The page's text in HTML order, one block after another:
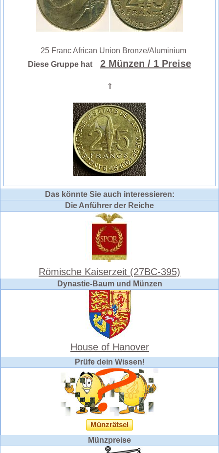
25 Franc African Union Bronze/Aluminium
Diese Gruppe hat
2 Münzen / 1 Preise
⇑
Das könnte Sie auch interessieren:
Die Anführer der Reiche
Römische Kaiserzeit (27BC-395)
Dynastie-Baum und Münzen
House of Hanover
Prüfe dein Wissen!
Münzrätsel
Münzpreise